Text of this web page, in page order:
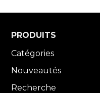
PRODUITS
Catégories
Nouveautés
Recherche